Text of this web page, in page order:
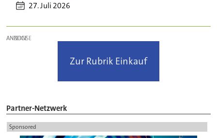
27. Juli 2026
ANZEIGE
Zur Rubrik Einkauf
Partner-Netzwerk
Sponsored